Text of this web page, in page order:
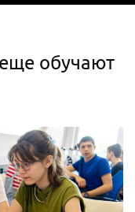
обучают